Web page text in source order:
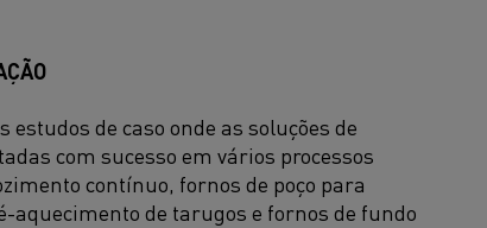
de caso onde as soluções de
com sucesso em vários processos
contínuo, fornos de poço para
aquecimento de tarugos e fornos de fundo